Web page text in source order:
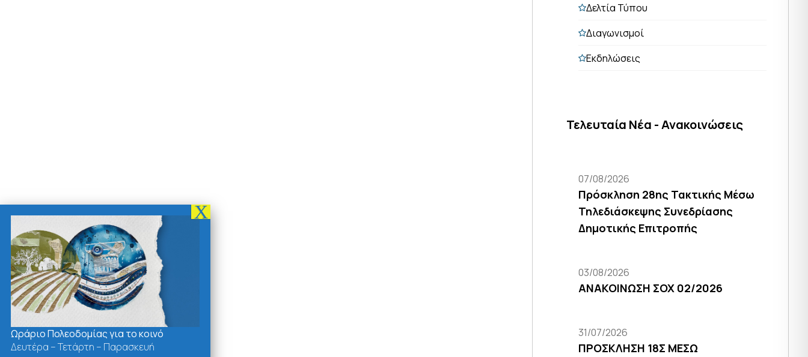
Δελτία Τύπου
Διαγωνισμοί
Εκδηλώσεις
Τελευταία Νέα - Ανακοινώσεις
07/08/2026
Πρόσκληση 28ης Τακτικής Μέσω
Τηλεδιάσκεψης Συνεδρίασης
Δημοτικής Επιτροπής
03/08/2026
ΑΝΑΚΟΙΝΩΣΗ ΣΟΧ 02/2026
31/07/2026
ΠΡΟΣΚΛΗΣΗ 18Σ ΜΕΣΩ
Ωράριο Πολεοδομίας για το κοινό
Δευτέρα – Τετάρτη – Παρασκευή